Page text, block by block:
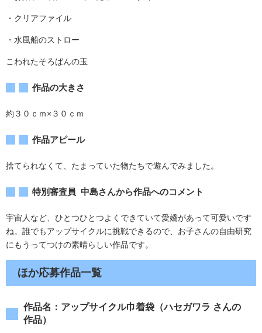
・クリアファイル
・水風船のストロー
こわれたそろばんの玉
作品の大きさ
約３０ｃｍ×３０ｃｍ
作品アピール
捨てられなくて、たまっていた物たちで遊んでみました。
特別審査員 中島さんから作品へのコメント
宇宙人など、ひとつひとつよくできていて愛嬌があって可愛いです
ね。誰でもアップサイクルに挑戦できるので、お子さんの自由研究
にもうってつけの素晴らしい作品です。
ほか応募作品一覧
作品名：アップサイクル巾着袋（ハセガワラ さんの
作品）